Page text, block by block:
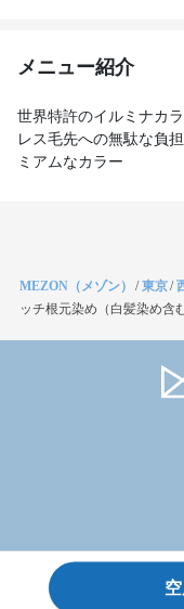
メニュー紹介
世界特許のイルミナカ
レス毛先への無駄な負
ミアムなカラー
MEZON（メゾン） /東京/
ッチ根元染め（白髪染め含